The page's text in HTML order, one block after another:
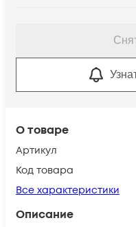
О товаре
Артикул
Код товара
Все характеристики
Описание